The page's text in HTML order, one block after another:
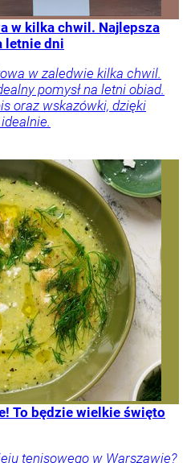
w kilka chwil. Najlepsza
letnie dni
w zaledwie kilka chwil.
pomysł na letni obiad.
oraz wskazówki, dzięki
To będzie wielkie święto
tenisowego w Warszawie?